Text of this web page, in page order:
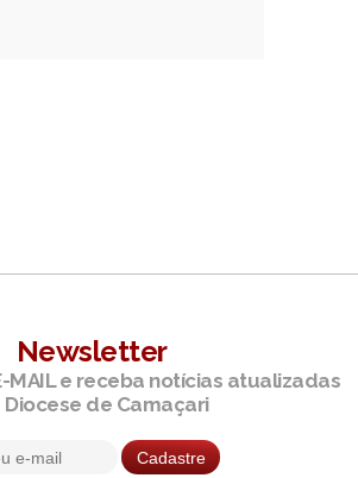
Newsletter
MAIL e receba notícias atualizadas
Diocese de Camaçari